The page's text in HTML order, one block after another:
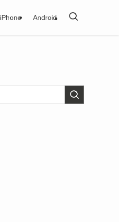
iPhone Android